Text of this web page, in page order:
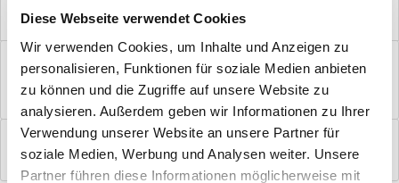
Diese Webseite verwendet Cookies
Wir verwenden Cookies, um Inhalte und Anzeigen zu
personalisieren, Funktionen für soziale Medien anbieten
zu können und die Zugriffe auf unsere Website zu
analysieren. Außerdem geben wir Informationen zu Ihrer
Verwendung unserer Website an unsere Partner für
soziale Medien, Werbung und Analysen weiter. Unsere
Partner führen diese Informationen möglicherweise mit
Windfangelemente online am Bildschirm konfigurieren und
einbaufertig bestellen. In wenigen...
Bewertungen
0
Bewertungen lesen, schreiben und diskutieren...mehr